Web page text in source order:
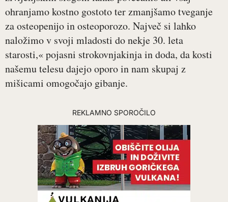
ohranjamo kostno gostoto ter zmanjšamo tveganje
za osteopenijo in osteoporozo. Največ si lahko
naložimo v svoji mladosti do nekje 30. leta
starosti,« pojasni strokovnjakinja in doda, da kosti
našemu telesu dajejo oporo in nam skupaj z
mišicami omogočajo gibanje.
REKLAMNO SPOROČILO